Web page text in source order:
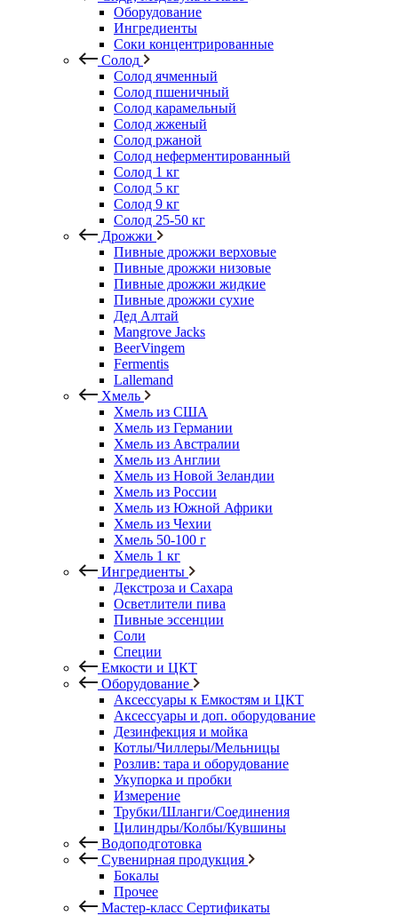
Оборудование
Ингредиенты
Соки концентрированные
Солод
Солод ячменный
Солод пшеничный
Солод карамельный
Солод жженый
Солод ржаной
Солод неферментированный
Солод 1 кг
Солод 5 кг
Солод 9 кг
Солод 25-50 кг
Дрожжи
Пивные дрожжи верховые
Пивные дрожжи низовые
Пивные дрожжи жидкие
Пивные дрожжи сухие
Дед Алтай
Mangrove Jacks
BeerVingem
Fermentis
Lallemand
Хмель
Хмель из США
Хмель из Германии
Хмель из Австралии
Хмель из Англии
Хмель из Новой Зеландии
Хмель из России
Хмель из Южной Африки
Хмель из Чехии
Хмель 50-100 г
Хмель 1 кг
Ингредиенты
Декстроза и Сахара
Осветлители пива
Пивные эссенции
Соли
Специи
Емкости и ЦКТ
Оборудование
Аксессуары к Емкостям и ЦКТ
Аксессуары и доп. оборудование
Дезинфекция и мойка
Котлы/Чиллеры/Мельницы
Розлив: тара и оборудование
Укупорка и пробки
Измерение
Трубки/Шланги/Соединения
Цилиндры/Колбы/Кувшины
Водоподготовка
Сувенирная продукция
Бокалы
Прочее
Мастер-класс Сертификаты